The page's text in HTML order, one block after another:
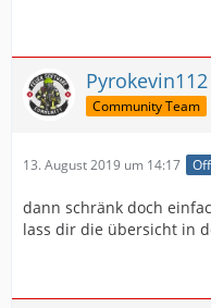
Pyrokevin112
Community Team
13. August 2019 um 14:17
dann schränk doch
lass dir die übersicht in